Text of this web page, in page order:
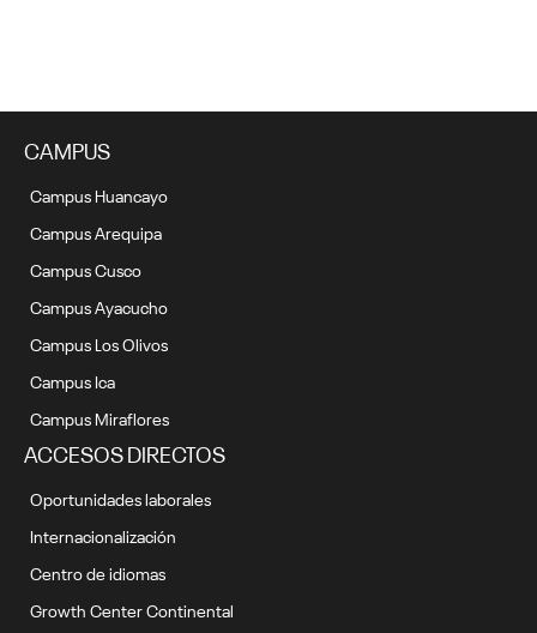
CAMPUS
Campus Huancayo
Campus Arequipa
Campus Cusco
Campus Ayacucho
Campus Los Olivos
Campus Ica
Campus Miraflores
ACCESOS DIRECTOS
Oportunidades laborales
Internacionalización
Centro de idiomas
Growth Center Continental